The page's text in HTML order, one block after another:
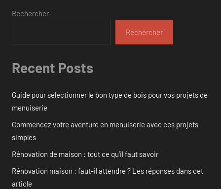
Rechercher
Rechercher
Recent Posts
Guide pour sélectionner le bon type de bois pour vos projets de
menuiserie
Commencez votre aventure en menuiserie avec ces projets
simples
Rénovation de maison : tout ce qu’il faut savoir
Rénovation maison : faut-il attendre ? Les réponses dans cet
article